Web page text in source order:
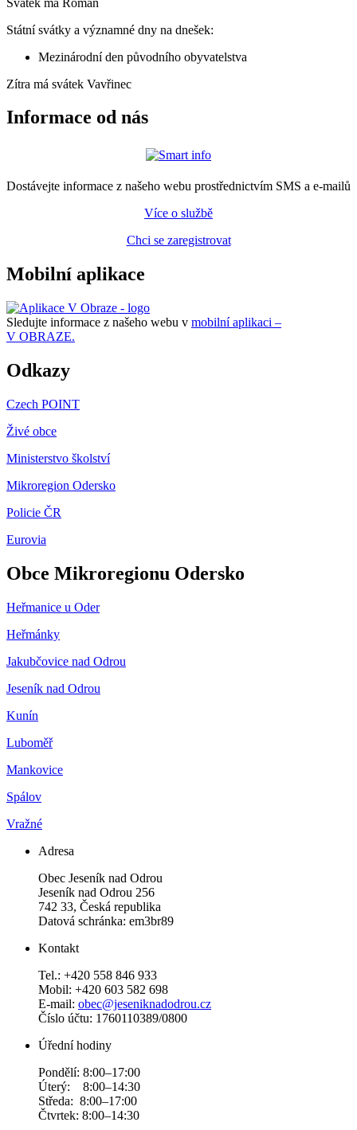
Státní svátky a významné dny na dnešek:
Mezinárodní den původního obyvatelstva
Zítra má svátek Vavřinec
Informace od nás
Dostávejte informace z našeho webu prostřednictvím SMS a e-mailů
Více o službě
Chci se zaregistrovat
Mobilní aplikace
Sledujte informace z našeho webu v mobilní aplikaci –
V OBRAZE.
Odkazy
Czech POINT
Živé obce
Ministerstvo školství
Mikroregion Odersko
Policie ČR
Eurovia
Obce Mikroregionu Odersko
Heřmanice u Oder
Heřmánky
Jakubčovice nad Odrou
Jeseník nad Odrou
Kunín
Luboměř
Mankovice
Spálov
Vražné
Adresa
Obec Jeseník nad Odrou
Jeseník nad Odrou 256
742 33, Česká republika
Datová schránka: em3br89
Kontakt
Tel.: +420 558 846 933
Mobil: +420 603 582 698
E-mail: obec@jeseniknadodrou.cz
Číslo účtu: 1760110389/0800
Úřední hodiny
Pondělí: 8:00–17:00
Úterý: 8:00–14:30
Středa: 8:00–17:00
Čtvrtek: 8:00–14:30